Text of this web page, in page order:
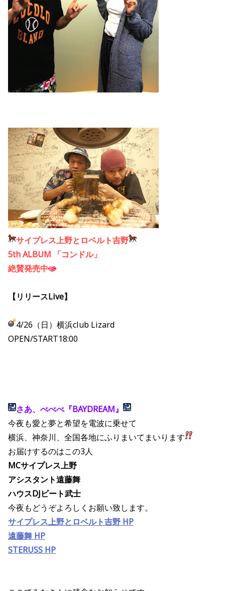
サイプレス上野とロベルト吉野
5th ALBUM 「コンドル」
絶賛発売中
【リリースLive】
4/26（日）横浜club Lizard
OPEN/START18:00
さあ、べべべ『BAYDREAM』
今夜も愛と夢と希望を電波に乗せて
横浜、神奈川、全国各地にふりまいてまいります
お届けするのはこの3人
MCサイプレス上野
アシスタント遠藤舞
ハウスDJビート武士
今夜もどうぞよろしくお願い致します。
サイプレス上野とロベルト吉野 HP
遠藤舞 HP
STERUSS HP